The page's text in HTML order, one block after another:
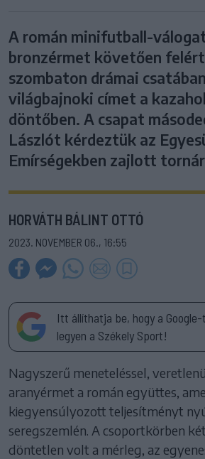
A román minifutball-
bronzérmet követően felért
szombaton drámai
világbajnoki címet a
döntőben. A csapat
Lászlót kérdeztük az
Emírségekben zajlott
HORVÁTH BÁLINT OTTÓ
2023. NOVEMBER 06., 16:55
Itt állíthatja be, hogy a
legyen a Székely Sport!
Nagyszerű meneteléssel,
aranyérmet a román együttes,
kiegyensúlyozott teljesítményt
seregszemlén. A csoportkörben
döntetlen volt a mérleg, az